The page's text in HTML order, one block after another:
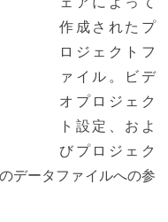
作成されたプ
ロジェクトフ
ァイル。ビデ
オプロジェク
ト設定、およ
びプロジェク
データファイルへの参